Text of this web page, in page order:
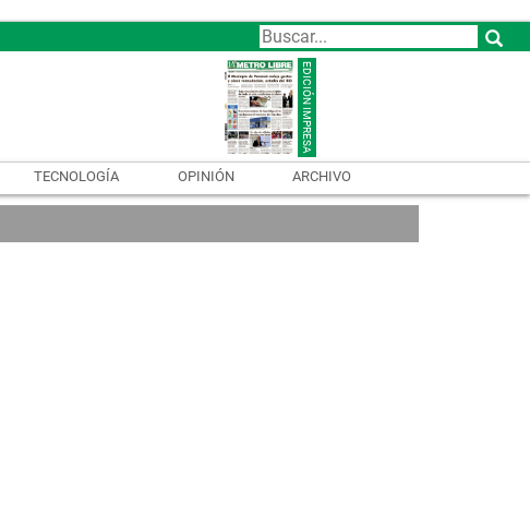
TECNOLOGÍA OPINIÓN ARCHIVO